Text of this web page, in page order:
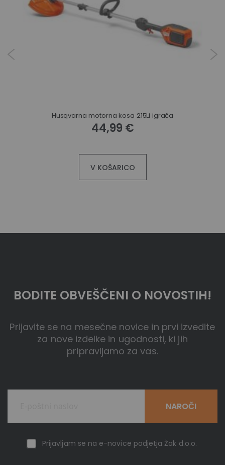
Husqvarna motorna kosa 215Li igrača
44,99 €
V KOŠARICO
BODITE OBVEŠČENI O NOVOSTIH!
Prijavite se na mesečne novice in prvi izvedite
za nove izdelke in ugodnosti, ki jih
pripravljamo za vas.
Prijavljam se na e-novice podjetja Žak d.o.o.
NAROČI